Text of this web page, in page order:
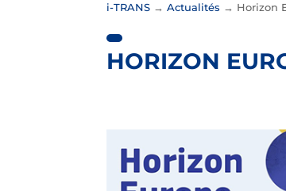
i-TRANS →Actualités → Horizon
HORIZON